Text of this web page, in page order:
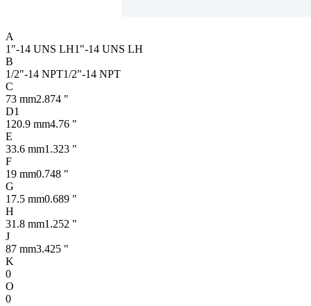
A
1"-14 UNS LH1"-14 UNS LH
B
1/2"-14 NPT1/2"-14 NPT
C
73 mm2.874 "
D1
120.9 mm4.76 "
E
33.6 mm1.323 "
F
19 mm0.748 "
G
17.5 mm0.689 "
H
31.8 mm1.252 "
J
87 mm3.425 "
K
0
O
0